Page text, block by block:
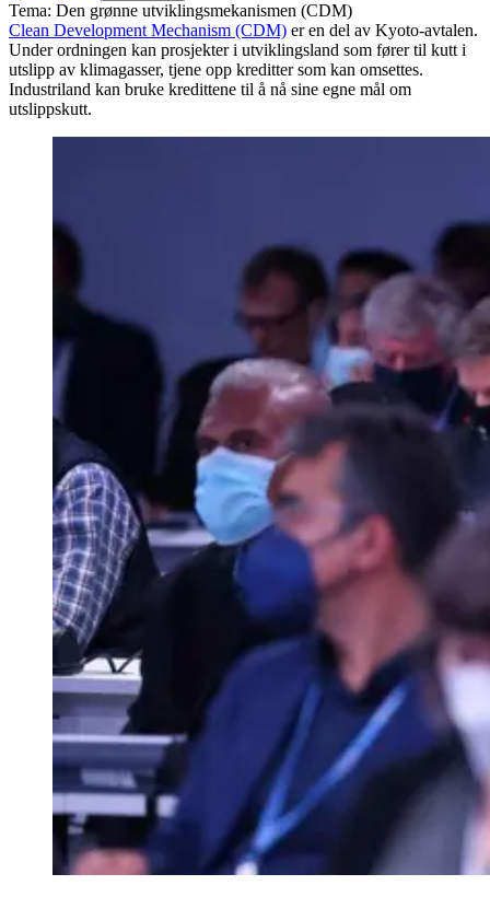
Tema: Den grønne utviklingsmekanismen (CDM)
Clean Development Mechanism (CDM) er en del av Kyoto-avtalen.
Under ordningen kan prosjekter i utviklingsland som fører til kutt i
utslipp av klimagasser, tjene opp kreditter som kan omsettes.
Industriland kan bruke kredittene til å nå sine egne mål om
utslippskutt.